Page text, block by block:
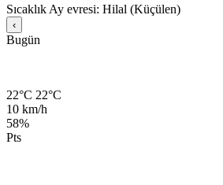
Sıcaklık Ay evresi: Hilal (Küçülen)
‹
Bugün
22°C 22°C
10 km/h
58%
Pts